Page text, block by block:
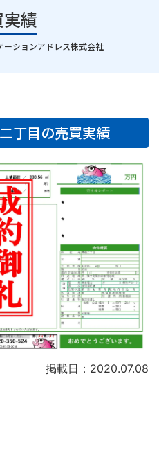
績
ーションアドレス株式会社
丁目の売買実績
掲載日：2020.07.08